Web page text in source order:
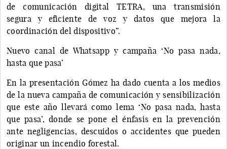
de comunicación digital TETRA, una transmisión
segura y eficiente de voz y datos que mejora la
coordinación del dispositivo”.
Nuevo canal de Whatsapp y campaña ‘No pasa nada,
hasta que pasa’
En la presentación Gómez ha dado cuenta a los medios
de la nueva campaña de comunicación y sensibilización
que este año llevará como lema ‘No pasa nada, hasta
que pasa’, donde se pone el énfasis en la prevención
ante negligencias, descuidos o accidentes que pueden
originar un incendio forestal.